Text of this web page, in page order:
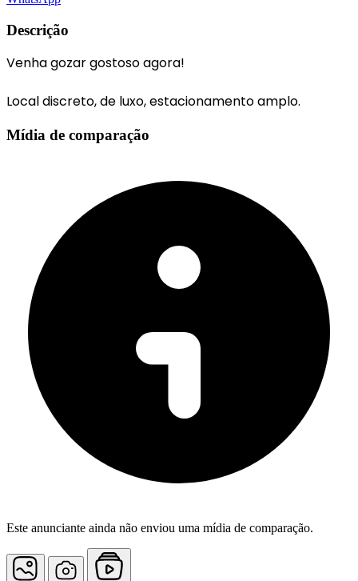
Descrição
Venha gozar gostoso agora!
Local discreto, de luxo, estacionamento amplo.
Mídia de comparação
Este anunciante ainda não enviou uma mídia de comparação.